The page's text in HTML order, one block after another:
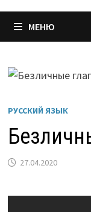
МЕНЮ
РУССКИЙ ЯЗЫК
27.04.2020